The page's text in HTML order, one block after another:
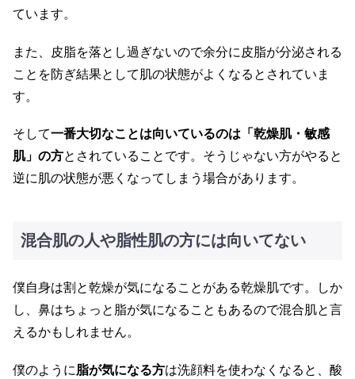
ています。
また、皮脂を落とし過ぎないので余分に皮脂が分泌される
ことを防ぎ結果として肌の状態がよくなるとされていま
す。
そして一番大切なことは向いているのは「乾燥肌・敏感
肌」の方とされていることです。そうじゃない方がやると
逆に肌の状態が悪くなってしまう場合があります。
混合肌の人や脂性肌の方には向いてない
僕自身は割と乾燥が気になることがある乾燥肌です。しか
し、鼻はちょっと脂が気になることもあるので混合肌と言
えるかもしれません。
僕のように脂が気になる方は洗顔料を使わなくなると、酸